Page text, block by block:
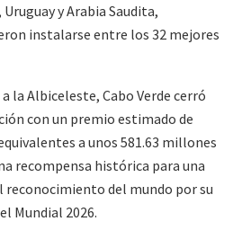
y Arabia Saudita,
instalarse entre los 32 mejores
la Albiceleste, Cabo Verde cerró
con un premio estimado de
a unos 581.63 millones
recompensa histórica para una
reconocimiento del mundo por su
Mundial 2026.